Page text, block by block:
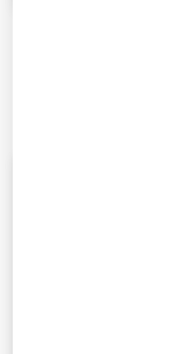
Notice de
mg,
ANSM -
Dénomination du
SPASMOCALM